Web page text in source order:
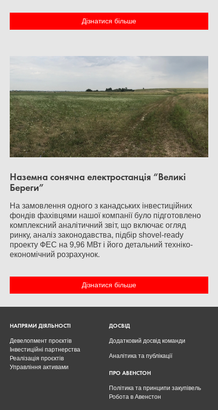
Дізнатися більше
Наземна сонячна електростанція “Великі
Береги”
На замовлення одного з канадських інвестиційних
фондів фахівцями нашої компанії було підготовлено
комплексний аналітичний звіт, що включає огляд
ринку, аналіз законодавства, підбір shovel-ready
проекту ФЕС на 9,96 МВт і його детальний техніко-
економічний розрахунок.
Дізнатися більше
НАПРЯМИ ДІЯЛЬНОСТІ
Девелопмент проєктів
Інвестиційні партнерства
Реалізація проєктів
Управління активами
ДОСВІД
Додатковий досвід команди
Аналітика та публікації
ПРО АВЕНСТОН
Політика та принципи закупівель
Робота в Авенстон